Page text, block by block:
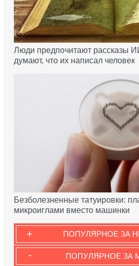
Люди предпочитают рассказы
думают, что их написал человек
Безболезненные татуировки:
микроиглами вместо машинки
ПОПУЛЯРНОЕ ЗА
+
ПОПУЛЯРНОЕ ЗА
-